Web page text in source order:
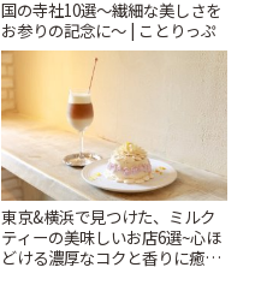
国の寺社10選〜繊細な美しさを
お参りの記念に〜 | ことりっぷ
東京&横浜で見つけた、ミルク
ティーの美味しいお店6選~心ほ
どける濃厚なコクと香りに癒や